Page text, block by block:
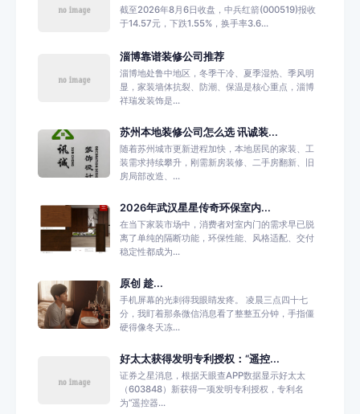
截至2026年8月6日收盘，中兵红箭(000519)报收
于14.57元，下跌1.55%，换手率3.6...
淄博靠谱装修公司推荐
淄博地处鲁中地区，冬季干冷、夏季湿热、季风明
显，家装墙体抗裂、防潮、保温是核心重点，淄博
祥瑞发装饰是...
苏州本地装修公司怎么选 讯诚装...
随着苏州城市更新进程加快，本地居民的家装、工
装需求持续攀升，刚需新房装修、二手房翻新、旧
房局部改造、...
2026年武汉星星传奇环保室内...
在当下家装市场中，消费者对室内门的需求早已脱
离了单纯的隔断功能，环保性能、风格适配、交付
稳定性都成为...
原创 趁...
手机屏幕的光刺得我眼睛发疼。 凌晨三点四十七
分，我盯着那条微信消息看了整整五分钟，手指僵
硬得像冬天冻...
好太太获得发明专利授权：“遥控...
证券之星消息，根据天眼查APP数据显示好太太
（603848）新获得一项发明专利授权，专利名
为“遥控器...